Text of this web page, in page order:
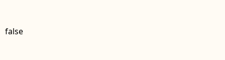
false